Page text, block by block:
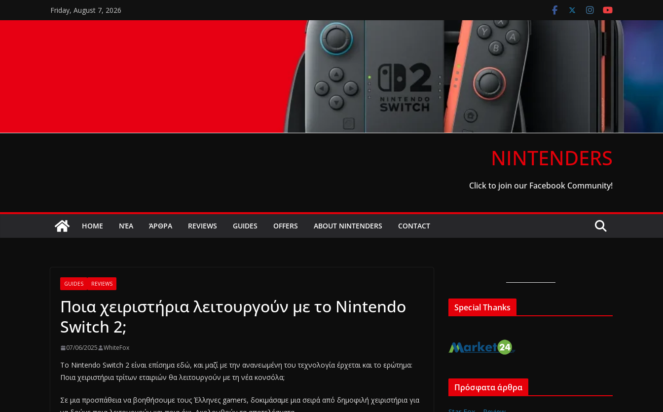
to
Friday, August 7, 2026
NINTENDERS
Click to join our Facebook Community!
HOME ΝΈΑ ΆΡΘΡΑ REVIEWS GUIDES OFFERS ABOUT NINTENDERS CONTACT
GUIDES REVIEWS
Ποια χειριστήρια λειτουργούν με το Nintendo
Switch 2;
07/06/2025 WhiteFox
Το Nintendo Switch 2 είναι επίσημα εδώ, και μαζί με την ανανεωμένη του τεχνολογία έρχεται και το ερώτημα:
Ποια χειριστήρια τρίτων εταιριών θα λειτουργούν με τη νέα κονσόλα;
Σε μια προσπάθεια να βοηθήσουμε τους Έλληνες gamers, δοκιμάσαμε μια σειρά από δημοφιλή χειριστήρια για
Special Thanks
Πρόσφατα άρθρα